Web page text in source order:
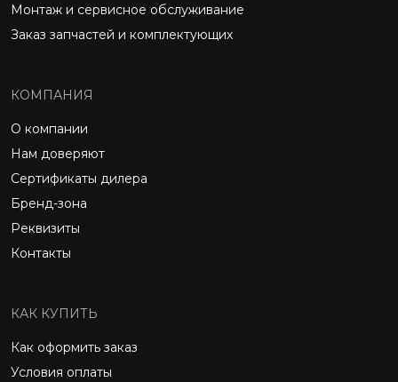
Монтаж и сервисное обслуживание
Заказ запчастей и комплектующих
КОМПАНИЯ
О компании
Нам доверяют
Сертификаты дилера
Бренд-зона
Реквизиты
Контакты
КАК КУПИТЬ
Как оформить заказ
Условия оплаты